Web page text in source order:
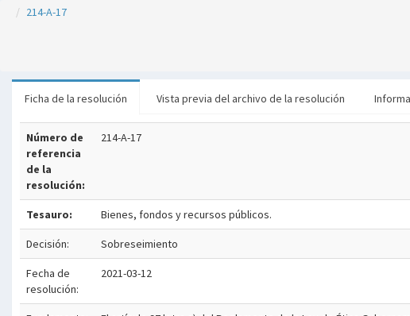
214-A-17
Ficha de la resolución Vista previa del archivo de la resolución
Número de
referencia
de la
resolución:
214-A-17
Tesauro: Bienes, fondos y recursos públicos.
Decisión: Sobreseimiento
Fecha de
resolución:
2021-03-12